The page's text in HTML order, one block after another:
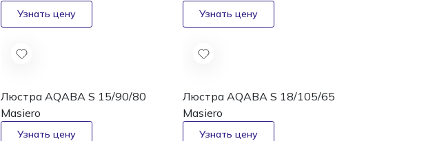
Люстра AQABA S 15/90/80
Masiero
Люстра AQABA S 18/105/65
Masiero